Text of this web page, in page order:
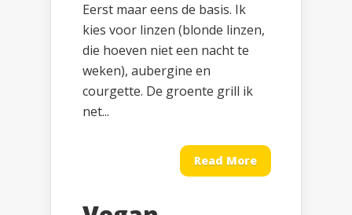
Eerst maar eens de basis. Ik
kies voor linzen (blonde linzen,
die hoeven niet een nacht te
weken), aubergine en
courgette. De groente grill ik
net...
Read More